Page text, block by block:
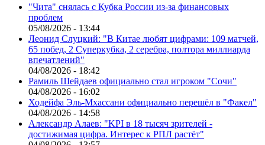
"Чита" снялась с Кубка России из-за финансовых
проблем
05/08/2026 - 13:44
Леонид Слуцкий: "В Китае любят цифрами: 109 матчей,
65 побед, 2 Суперкубка, 2 серебра, полтора миллиарда
впечатлений"
04/08/2026 - 18:42
Рамиль Шейдаев официально стал игроком "Сочи"
04/08/2026 - 16:02
Ходейфа Эль-Мхассани официально перешёл в "Факел"
04/08/2026 - 14:58
Александр Алаев: "KPI в 18 тысяч зрителей -
достижимая цифра. Интерес к РПЛ растёт"